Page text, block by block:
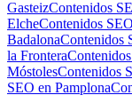
GasteizContenidos
ElcheContenidos SEO
BadalonaContenidos
la Frontera
MóstolesContenidos
SEO en Pamplona